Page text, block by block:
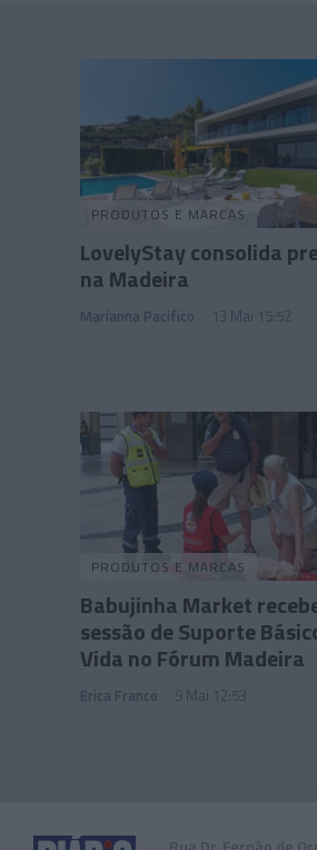
PRODUTOS E MARCAS
LovelyStay consolida
na Madeira
Marianna Pacifico 13 Mai 15:52
PRODUTOS E MARCAS
Babujinha Market
sessão de Suporte
Vida no Fórum Madeira
Erica Franco 9 Mai 12:53